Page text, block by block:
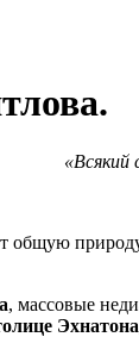
общую
, массовые